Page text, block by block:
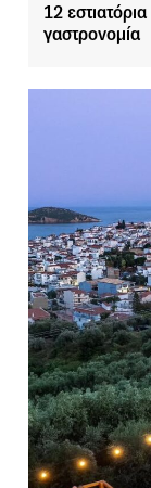
12
γαστρονομία